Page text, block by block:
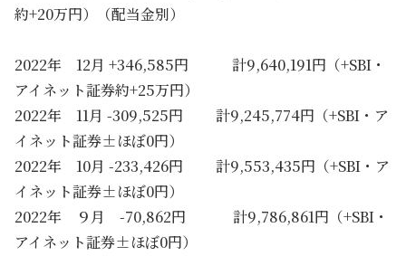
約+20万円）（配当金別）
2022年 12月 +346,585円 計9,640,191円（+SBI・
アイネット証券約+25万円）
2022年 11月 -309,525円 計9,245,774円（+SBI・ア
イネット証券±ほぼ0円）
2022年 10月 -233,426円 計9,553,435円（+SBI・ア
イネット証券±ほぼ0円）
2022年 ９月 -70,862円 計9,786,861円（+SBI・
アイネット証券±ほぼ0円）